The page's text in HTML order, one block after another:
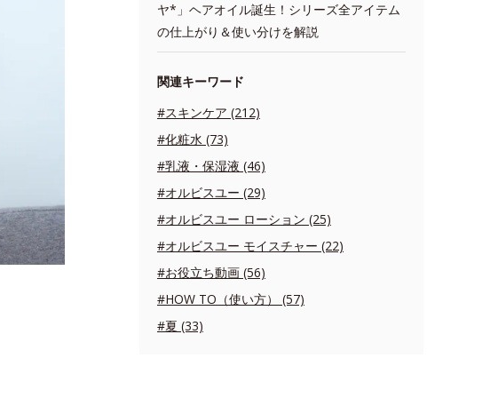
ヤ*」ヘアオイル誕生！シリーズ全アイテム
の仕上がり＆使い分けを解説
関連キーワード
#スキンケア (212)
#化粧水 (73)
#乳液・保湿液 (46)
#オルビスユー (29)
#オルビスユー ローション (25)
#オルビスユー モイスチャー (22)
#お役立ち動画 (56)
#HOW TO（使い方） (57)
#夏 (33)